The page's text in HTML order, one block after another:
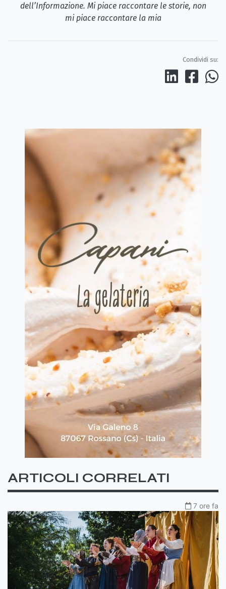
dell’Informazione. Mi piace raccontare le storie, non
mi piace raccontare la mia
Condividi su:
ARTICOLI CORRELATI
7 ore fa